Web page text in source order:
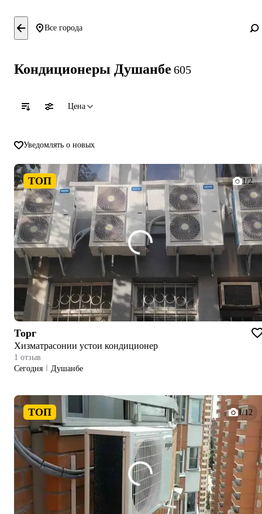
Все города
Кондиционеры Душанбе 605
Цена
Уведомлять о новых
ТОП 1/2
Торг
Хизматрасонии устои кондиционер
1 отзыв
Сегодня
Душанбе
ТОП 1/12